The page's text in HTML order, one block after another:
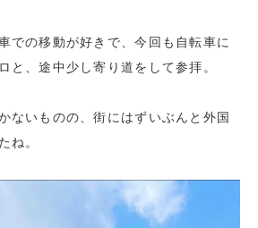
での移動が好きで、今回も自転車に
と、途中少し寄り道をして参拝。
ないものの、街にはずいぶんと外国
ね。